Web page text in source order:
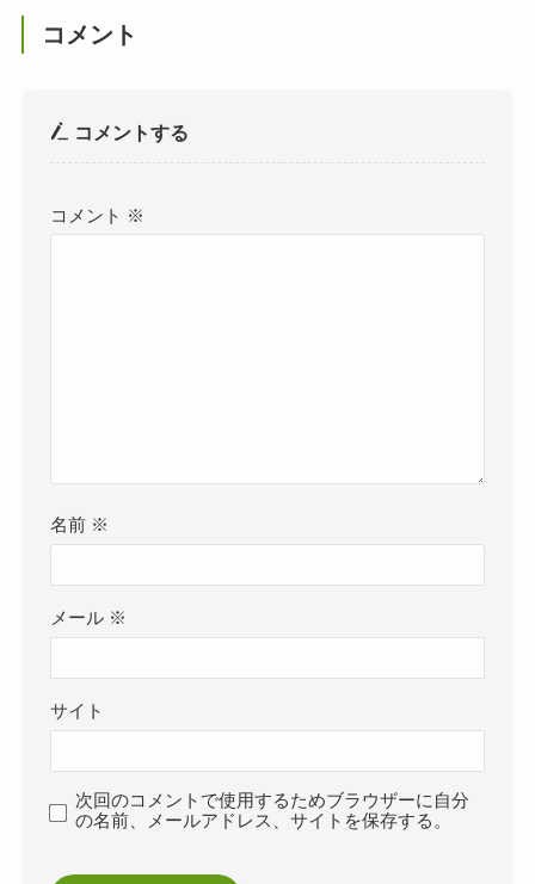
コメント
コメントする
コメント ※
名前 ※
メール ※
サイト
次回のコメントで使用するためブラウザーに自分
の名前、メールアドレス、サイトを保存する。